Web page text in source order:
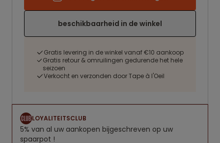
beschikbaarheid in de winkel
Gratis levering in de winkel vanaf €10 aankoop
Gratis retour & omruilingen gedurende het hele
seizoen
Verkocht en verzonden door Tape à l'Oeil
LOYALITEITSCLUB
5% van al uw aankopen bijgeschreven op uw
spaarpot !